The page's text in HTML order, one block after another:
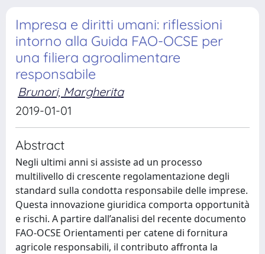
Impresa e diritti umani: riflessioni
intorno alla Guida FAO-OCSE per
una filiera agroalimentare
responsabile
Brunori, Margherita
2019-01-01
Abstract
Negli ultimi anni si assiste ad un processo
multilivello di crescente regolamentazione degli
standard sulla condotta responsabile delle imprese.
Questa innovazione giuridica comporta opportunità
e rischi. A partire dall’analisi del recente documento
FAO-OCSE Orientamenti per catene di fornitura
agricole responsabili, il contributo affronta la